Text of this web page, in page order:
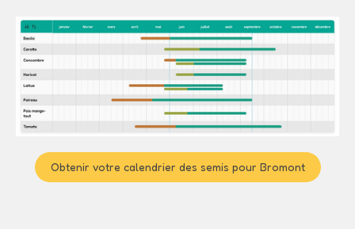
Obtenir votre calendrier des semis pour Bromont